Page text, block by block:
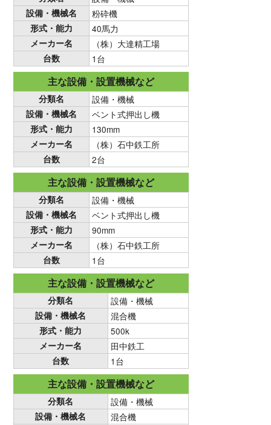
設備・機械名 粉砕機
形式・能力 40馬力
メーカー名 （株）大達精工場
台数 1台
主な設備・設置機械など
分類名 設備・機械
設備・機械名 ベント式押出し機
形式・能力 130mm
メーカー名 （株）石中鉄工所
台数 2台
主な設備・設置機械など
分類名 設備・機械
設備・機械名 ベント式押出し機
形式・能力 90mm
メーカー名 （株）石中鉄工所
台数 1台
主な設備・設置機械など
分類名 設備・機械
設備・機械名 混合機
形式・能力 500k
メーカー名 田中鉄工
台数 1台
主な設備・設置機械など
分類名 設備・機械
設備・機械名 混合機